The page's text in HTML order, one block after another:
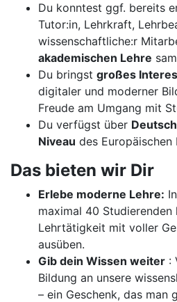
Du konntest ggf. bereits
Tutor:in, Lehrkraft,
wissenschaftliche:r
akademischen Lehre
Du bringst großes
digitaler und moderner
Freude am Umgang mit
Du verfügst über
Niveau des Europäischen
Das bieten wir Dir
Erlebe moderne Lehre:
maximal 40 Studierenden
Lehrtätigkeit mit voller
ausüben.
Gib dein Wissen weiter :
Bildung an unsere
– ein Geschenk, das man